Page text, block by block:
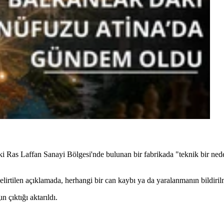
Ras Laffan Sanayi Bölgesi'nde bulunan bir fabrikada "teknik bir
açıklamada, herhangi bir can kaybı ya da yaralanmanın
aktarıldı.